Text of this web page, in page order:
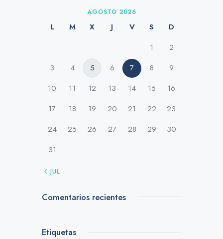
AGOSTO 2026
L M X J V S
D
1
2
3
4 5 6 7 8
9
10
11 12 13 14 15
16
17
18 19 20 21 22
23
24
25 26 27 28 29
30
31
« JUL
Comentarios recientes
Etiquetas